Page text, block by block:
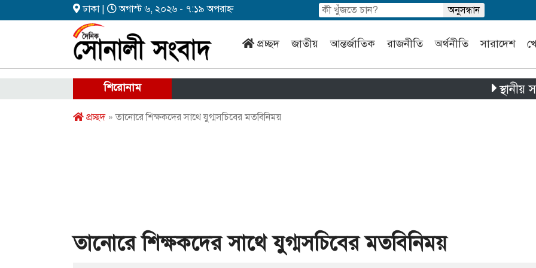
ঢাকা | অগাস্ট ৬, ২০২৬ - ৭:১৯ অপরাহ্ন
প্রচ্ছদ জাতীয় আন্তর্জাতিক রাজনীতি অর্থনীতি সারাদেশ
শিরোনাম স্থানীয় সরকার
প্রচ্ছদ» তানোরে শিক্ষকদের সাথে যুগ্মসচিবের মতবিনিময়
তানোরে শিক্ষকদের সাথে যুগ্মসচিবের মতবিনিময়